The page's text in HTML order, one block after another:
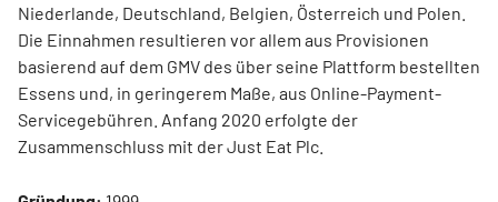
Niederlande, Deutschland, Belgien, Österreich und Polen.
Die Einnahmen resultieren vor allem aus Provisionen
basierend auf dem GMV des über seine Plattform bestellten
Essens und, in geringerem Maße, aus Online-Payment-
Servicegebühren. Anfang 2020 erfolgte der
Zusammenschluss mit der Just Eat Plc.